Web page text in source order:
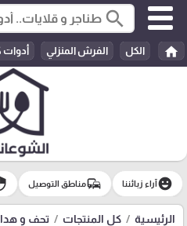
search
home الكل الفرش المنزلي أدوات
emoji_emotionsآراء زبائننا commuteمناطق التوصيل
الرئيسية كل المنتجات تحف و